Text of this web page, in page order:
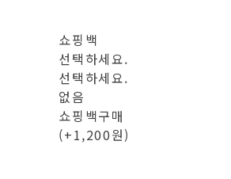
쇼핑백
선택하세요.
선택하세요.
없음
쇼핑백구매
(+1,200원)